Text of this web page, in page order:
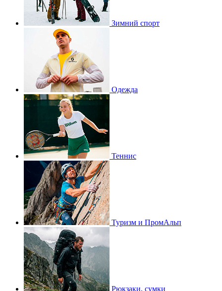
Зимний спорт
Одежда
Теннис
Туризм и ПромАльп
Рюкзаки, сумки